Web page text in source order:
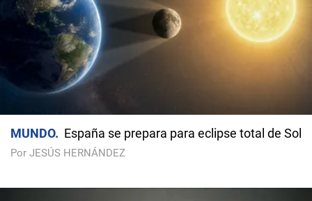
MUNDO España se prepara para eclipse total de Sol
Por JESÚS HERNÁNDEZ